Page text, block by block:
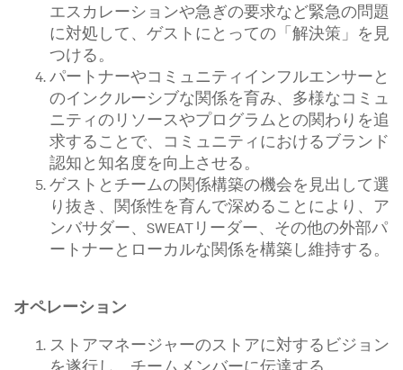
エスカレーションや急ぎの要求など緊急の問題
に対処して、ゲストにとっての「解決策」を見
つける。
パートナーやコミュニティインフルエンサーと
のインクルーシブな関係を育み、多様なコミュ
ニティのリソースやプログラムとの関わりを追
求することで、コミュニティにおけるブランド
認知と知名度を向上させる。
ゲストとチームの関係構築の機会を見出して選
り抜き、関係性を育んで深めることにより、ア
ンバサダー、SWEATリーダー、その他の外部パ
ートナーとローカルな関係を構築し維持する。
オペレーション
ストアマネージャーのストアに対するビジョン
を遂行し、チームメンバーに伝達する。